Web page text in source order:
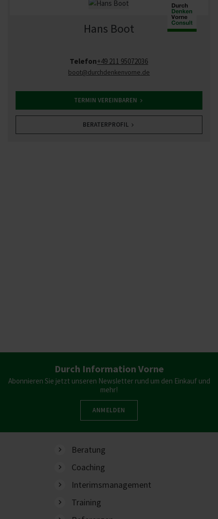
Hans Boot
Telefon+49 211 95072036
boot@durchdenkenvorne.de
TERMIN VEREINBAREN
BERATERPROFIL
Durch Information Vorne
Abonnieren Sie jetzt unseren Newsletter rund um den Einkauf und
mehr!
ANMELDEN
Beratung
Coaching
Interimsmanagement
Training